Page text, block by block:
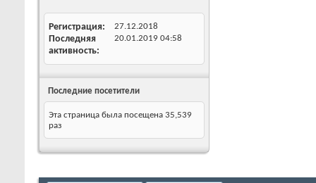
Регистрация 27.12.2018
Последняя
активность
20.01.2019 04:58
Последние посетители
Эта страница была посещена 35,539
раз